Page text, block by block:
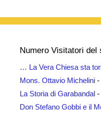
Numero Visitatori del
… La Vera Chiesa sta
Mons. Ottavio Michelini -
La Storia di Garabandal -
Don Stefano Gobbi e il